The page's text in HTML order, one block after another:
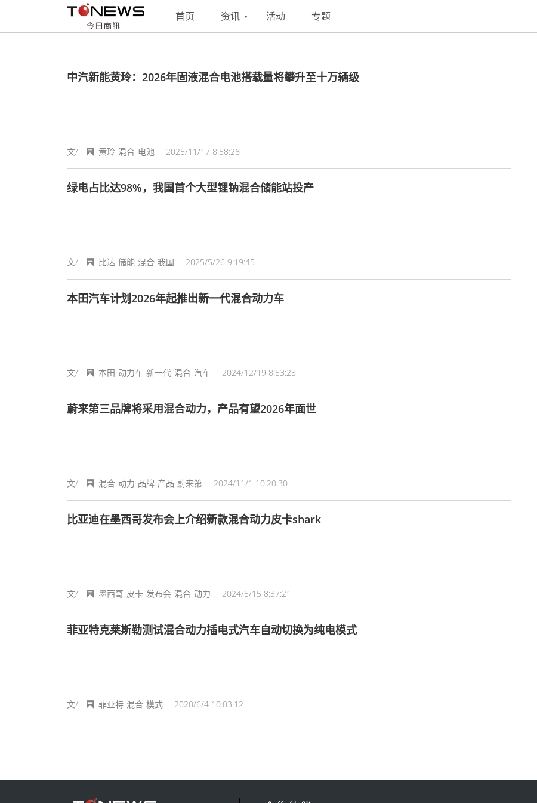
首页 资讯 活动 专题
联系 投稿
中汽新能黄玲：2026年固液混合电池搭载量将攀升至十万辆级
文/ 2025/11/17 8:58:26
黄玲 混合 电池
绿电占比达98%，我国首个大型锂钠混合储能站投产
文/ 2025/5/26 9:19:45
比达 储能 混合 我国
本田汽车计划2026年起推出新一代混合动力车
文/ 2024/12/19 8:53:28
本田 动力车 新一代 混合 汽车
蔚来第三品牌将采用混合动力，产品有望2026年面世
文/ 2024/11/1 10:20:30
混合 动力 品牌 产品 蔚来第
比亚迪在墨西哥发布会上介绍新款混合动力皮卡shark
文/ 2024/5/15 8:37:21
墨西哥 皮卡 发布会 混合 动力
菲亚特克莱斯勒测试混合动力插电式汽车自动切换为纯电模式
文/ 2020/6/4 10:03:12
菲亚特 混合 模式